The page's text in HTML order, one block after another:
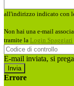
all'indirizzo indicato con
Non hai una e-mail
tramite la Login Spaggiari
E-mail inviata, si
Errore